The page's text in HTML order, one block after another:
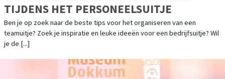
TIJDENS HET PERSONEELSUITJE
Ben je op zoek naar de beste tips voor het organiseren van een
teamuitje? Zoek je inspiratie en leuke ideeën voor een bedrijfsuitje? Wil
je de [...]